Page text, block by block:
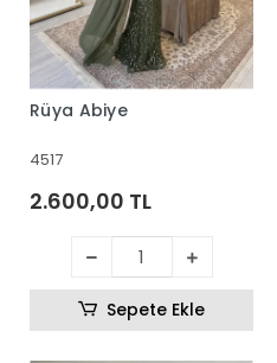
Rüya Abiye
4517
2.600,00 TL
Sepete Ekle